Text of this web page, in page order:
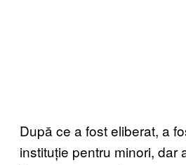
După ce a fost eliberat, a
instituție pentru minori, dar